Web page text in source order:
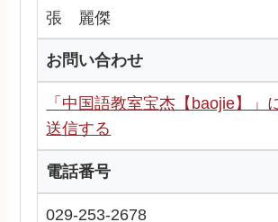
張 麗傑
お問い合わせ
「中国語教室宝杰【baojie】」
送信する
電話番号
029-253-2678